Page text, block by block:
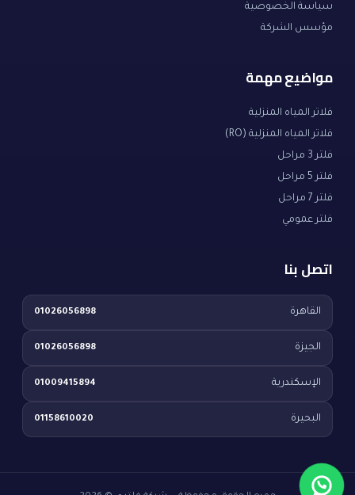
سياسة الخصوصية
مؤسس الشركة
مواضيع مهمة
فلاتر المياه المنزلية
فلاتر المياه المنزلية (RO)
فلتر 3 مراحل
فلتر 5 مراحل
فلتر 7 مراحل
فلتر عمومي
اتصل بنا
القاهرة 01026056898
الجيزة 01026056898
الإسكندرية 01009415894
البحيرة 01158610020